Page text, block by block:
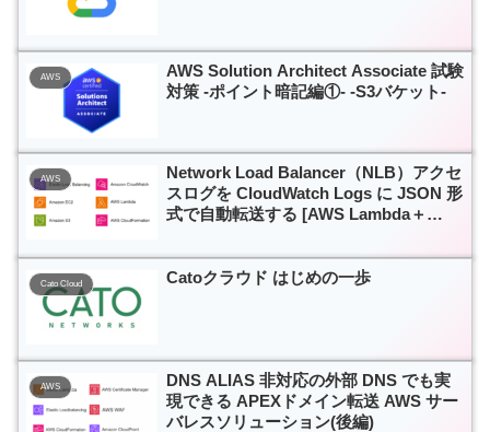
AWS
AWS Solution Architect Associate 試験
対策 -ポイント暗記編①- -S3バケット-
AWS
Network Load Balancer（NLB）アクセ
スログを CloudWatch Logs に JSON 形
式で自動転送する [AWS Lambda＋
Elastic Load Balancing +Amazon
Elastic Compute Cloud + AWS
Cato Cloud Catoクラウド はじめの一歩
AWS
DNS ALIAS 非対応の外部 DNS でも実
現できる APEXドメイン転送 AWS サー
バレスソリューション(後編)